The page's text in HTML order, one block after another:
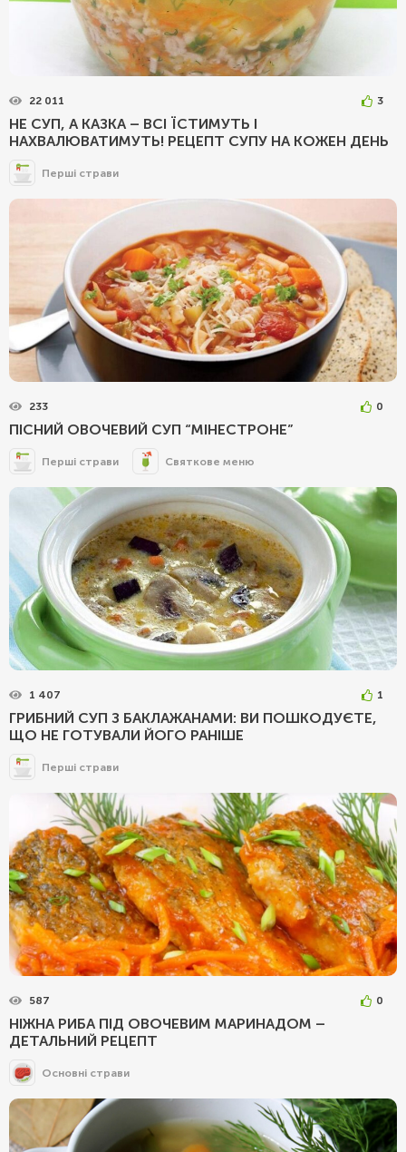
22 011 3
НЕ СУП, А КАЗКА – ВСІ ЇСТИМУТЬ І
НАХВАЛЮВАТИМУТЬ! РЕЦЕПТ СУПУ НА КОЖЕН ДЕНЬ
Перші страви
233 0
ПІСНИЙ ОВОЧЕВИЙ СУП “МІНЕСТРОНЕ”
Перші страви Святкове меню
1 407 1
ГРИБНИЙ СУП З БАКЛАЖАНАМИ: ВИ ПОШКОДУЄТЕ,
ЩО НЕ ГОТУВАЛИ ЙОГО РАНІШЕ
Перші страви
587 0
НІЖНА РИБА ПІД ОВОЧЕВИМ МАРИНАДОМ –
ДЕТАЛЬНИЙ РЕЦЕПТ
Основні страви